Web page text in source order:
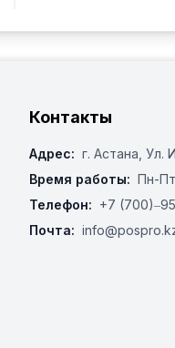
Контакты
Адрес: г. Астана, ​Ул.
Время работы: Пн-Пт
Телефон: +7
Почта: